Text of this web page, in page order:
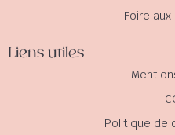
Foire
Liens utiles
Politique de